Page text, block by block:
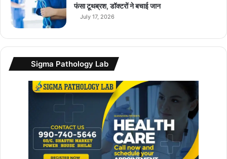
फंसा टूथब्रश, डॉक्टरों ने बचाई जान
July 17, 2026
Sigma Pathology Lab